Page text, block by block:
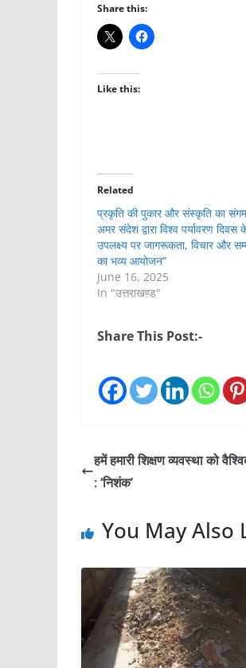
Share this:
Like this:
Related
प्रकृति की पुकार और संस्कृति का
अमर संदेश द्वारा विश्व पर्यावरण दिवस
उपलक्ष्य पर जागरूकता, विचार और
का भव्य आयोजन”
June 16, 2025
In "उत्तराखण्ड"
Share This Post:-
हमें हमारी शिक्षण व्यवस्था को
: ‘निशंक’
You May Also